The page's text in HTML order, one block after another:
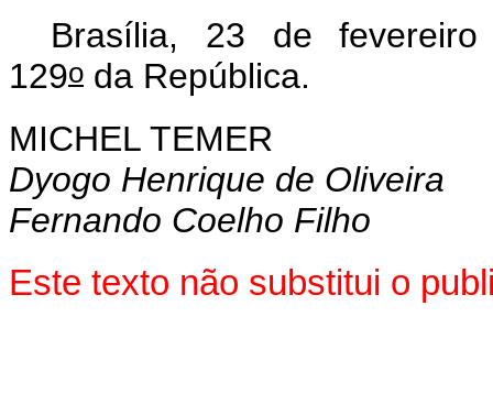
Brasília, 23 de fevereiro
129o da República.
MICHEL TEMER
Dyogo Henrique de Oliveira
Fernando Coelho Filho
Este texto não substitui o